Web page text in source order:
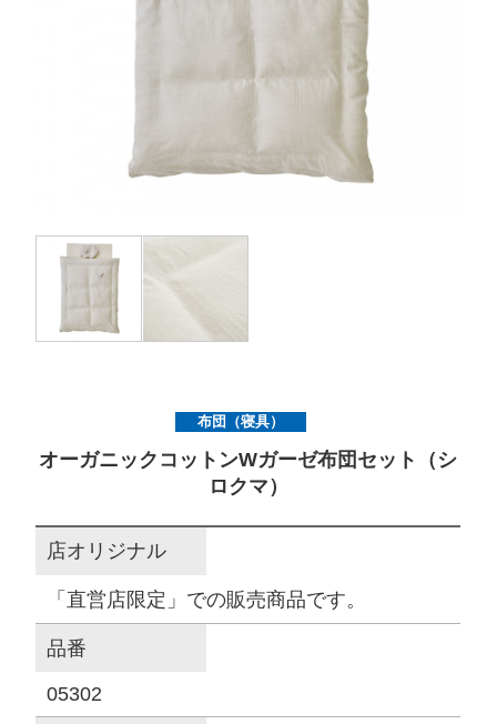
チャイルドシートユーザー登録
ママコラボ
サイトマップ
布団（寝具）
オーガニックコットンWガーゼ布団セット（シ
ロクマ）
店オリジナル
「直営店限定」での販売商品です。
品番
05302